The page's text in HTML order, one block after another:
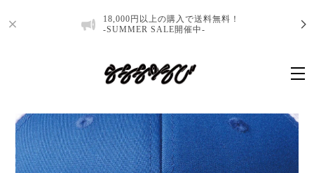
18,000円以上の購入で送料無料！
-SUMMER SALE開催中-